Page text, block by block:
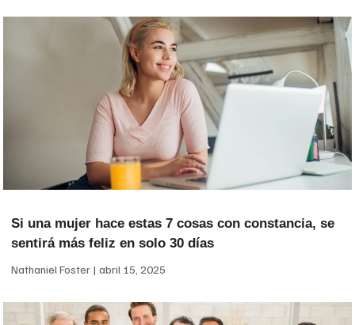
Si una mujer hace estas 7 cosas con constancia, se
sentirá más feliz en solo 30 días
Nathaniel Foster abril 15, 2025